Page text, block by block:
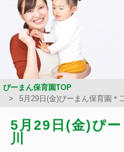
ぴーまん保育園TOP
5月29日(金)ぴーまん保育園＊
5月29日(金)ぴ
川